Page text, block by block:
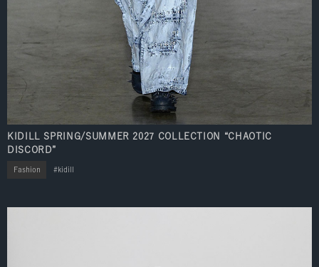
KIDILL SPRING/SUMMER 2027 COLLECTION “CHAOTIC
DISCORD”
Fashion kidill